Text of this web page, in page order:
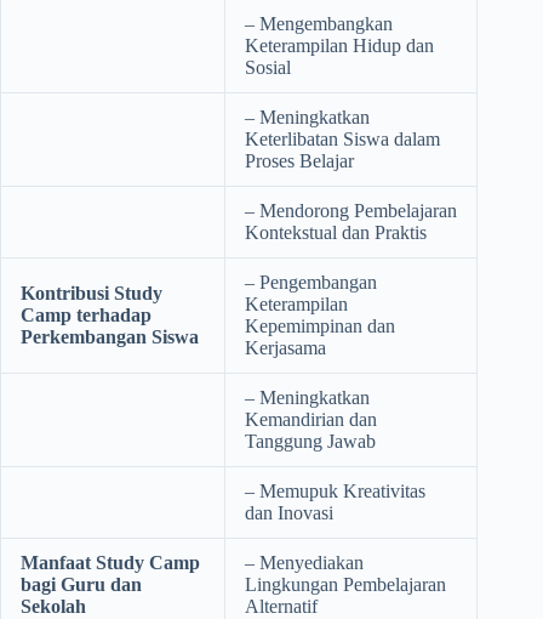
– Mengembangkan
Keterampilan Hidup dan
Sosial
– Meningkatkan
Keterlibatan Siswa dalam
Proses Belajar
– Mendorong Pembelajaran
Kontekstual dan Praktis
Kontribusi Study
Camp terhadap
Perkembangan Siswa
– Pengembangan
Keterampilan
Kepemimpinan dan
Kerjasama
– Meningkatkan
Kemandirian dan
Tanggung Jawab
– Memupuk Kreativitas
dan Inovasi
Manfaat Study Camp
bagi Guru dan
Sekolah
– Menyediakan
Lingkungan Pembelajaran
Alternatif